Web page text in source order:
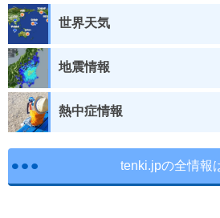
世界天気
地震情報
熱中症情報
tenki.jpの全情報